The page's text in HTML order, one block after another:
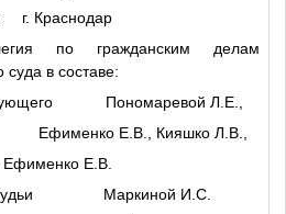
г. Краснодар
по гражданским делам
суда в составе:
Пономаревой Л.Е.,
Е.В., Кияшко Л.В.,
Ефименко Е.В.
судьи Маркиной И.С.